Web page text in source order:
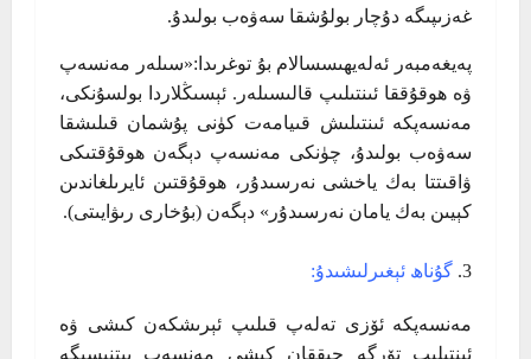
غەزىپىگە دۇچار بولۇشقا سەۋەب بولىدۇ.
پەيغەمبەر ئەلەيھىسسالام بۇ توغرىدا:«سىلەر مەنسەپ
ۋە ھوقۇققا ئىنتىلىپ قالىسىلەر. ئېسىڭلاردا بولسۇنكى،
مەنسەپكە ئىنتىلىش قىيامەت كۈنى پۇشمان قىلىشقا
سەۋەب بولىدۇ، چۈنكى مەنسەپ دېگەن ھوقۇقتىكى
ۋاقىتتا بەك ياخشى نەرسىدۇر، ھوقۇقتىن ئايرىلغاندىن
كېيىن بەك يامان نەرسىدۇر» دېگەن (بۇخارى رىۋايىتى).
گۇناھ ئېغىرلىشىدۇ:
مەنسەپكە ئۆزى تەلەپ قىلىپ ئېرىشكەن كىشى ۋە
ئىنتىلىپ تۆرگە چىققان كىشى مەنسەپ پىتنىسىگە